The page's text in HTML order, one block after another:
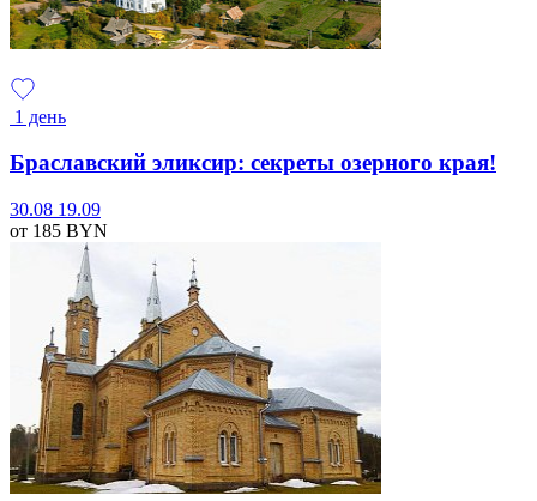
1 день
Браславский эликсир: секреты озерного края!
30.08 19.09
от 185 BYN